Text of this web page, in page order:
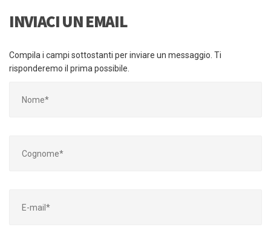
INVIACI UN EMAIL
Compila i campi sottostanti per inviare un messaggio. Ti
risponderemo il prima possibile.